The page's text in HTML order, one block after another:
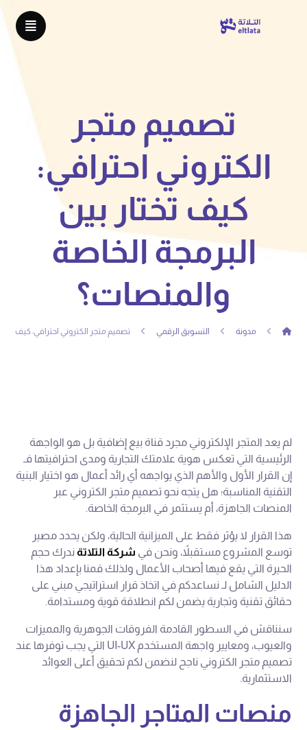
تصميم متجر
الكتروني احترافي:
كيف تختار بين
البرمجة الخاصة
والمنصات؟
مدونة التسويق الرقمي تصميم متجر الكتروني احترافي: كيف
لم يعد المتجر الإلكتروني مجرد قناة بيع إضافية بل هو الواجهة
الرئيسية التي تعكس هوية علامتك التجارية ومدى احترافيتها فـ
إن القرار الأول والأهم الذي يواجهه أي رائد أعمال هو اختيار البنية
التقنية المناسبة؛ هل يتجه نحو تصميم متجر الكتروني عبر
المنصات الجاهزة، أم يستثمر في البرمجة الخاصة.
هذا القرار لا يؤثر فقط على الميزانية الحالية، ولكن يحدد مصير
توسع المشروع مستقبلاً، ونحن في شركة التلاتةندرك حجم
الحيرة التي يقع فيها أصحاب الأعمال ولذلك قمنا بإعداد هذا
الدليل الشامل لـ نساعدكم في اتخاذ قرار استراتيجي مبني على
حقائق تقنية وتجارية يضمن لكم انطلاقة قوية ومستدامة.
سنناقش في السطور القادمة الفروقات الجوهرية والمميزات
والعيوب، ومعايير واجهة المستخدم UI-UX التي يجب توفرها عند
تصميم متجر الكتروني ناجح لنضمن لكم تحقيق أعلى العوائد
الاستثمارية.
منصات المتاجر الجاهزة